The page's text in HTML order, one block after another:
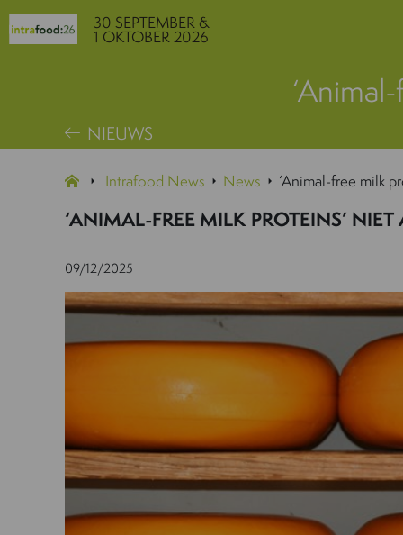
30 SEPTEMBER &
1 OKTOBER 2026
NIEUWS
Intrafood News News ‘Animal-free milk
‘ANIMAL-FREE MILK PROTEINS’
09/12/2025